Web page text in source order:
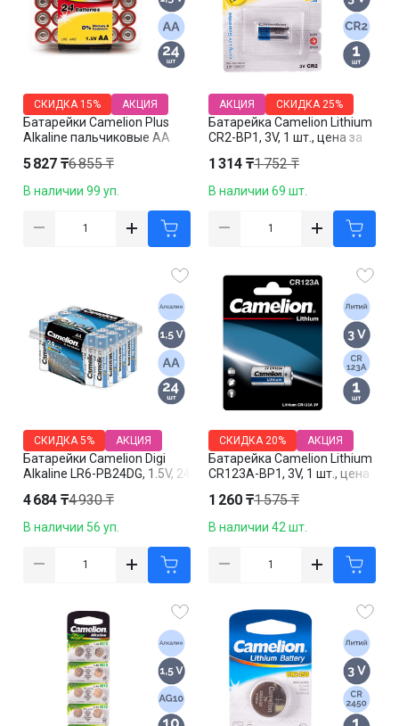
Батарейки Camelion Plus
Alkaline пальчиковые AA
цена за упаковку
СКИДКА 15% АКЦИЯ
5 827 ₸6 855 ₸
В наличии 99 уп.
Батарейка Camelion Lithium
CR2-BP1, 3V, 1 шт., цена за
АКЦИЯ СКИДКА 25%
1 314 ₸1 752 ₸
В наличии 69 шт.
Батарейки Camelion Digi
Alkaline LR6-PB24DG, 1.5V, 24
СКИДКА 5% АКЦИЯ
4 684 ₸4 930 ₸
В наличии 56 уп.
Батарейка Camelion Lithium
CR123A-BP1, 3V, 1 шт., цена
СКИДКА 20% АКЦИЯ
1 260 ₸1 575 ₸
В наличии 42 шт.